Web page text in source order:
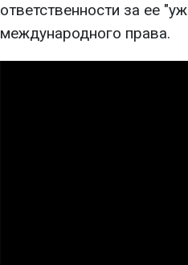
ответственности за ее
международного права.